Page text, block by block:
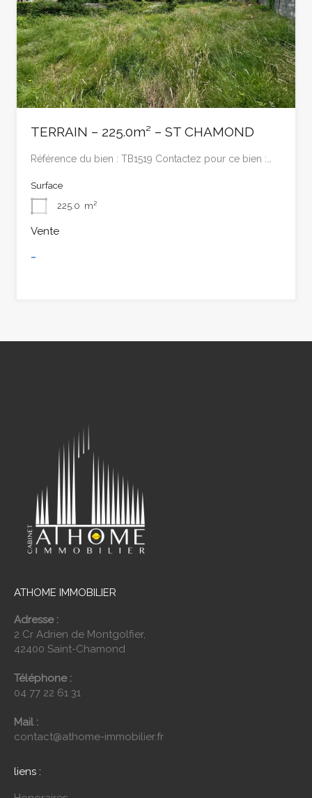
TERRAIN – 225.0m² – ST CHAMOND
Référence du bien : TB1519 Contactez pour ce bien :…
Surface
225.0 m²
Vente
-
ATHOME IMMOBILIER
Adresse :
2 Cr Adrien de Montgolfier,
42400 Saint-Chamond
Téléphone :
04 77 22 61 31
Mail :
contact@athome-immobilier.fr
liens :